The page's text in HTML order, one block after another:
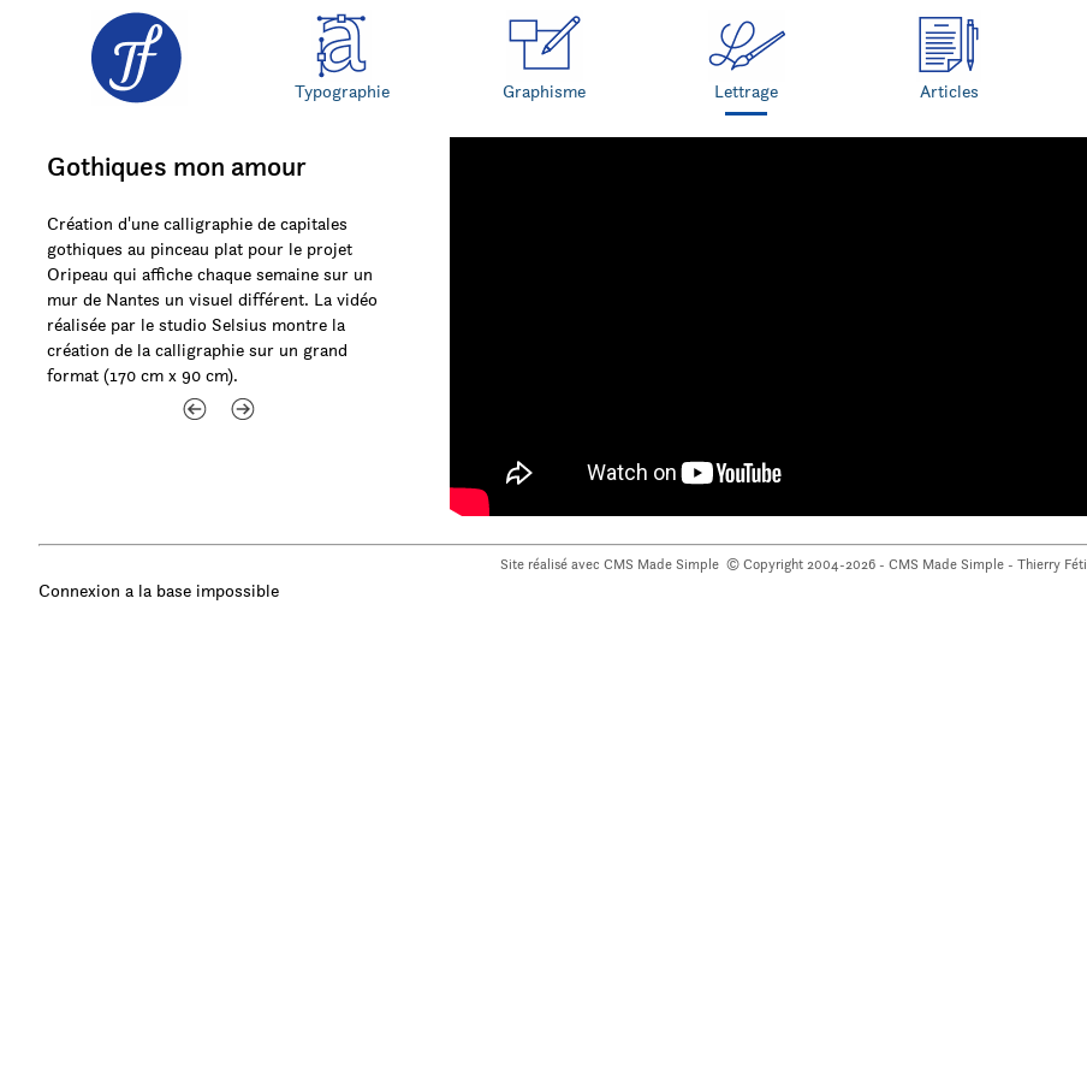
Typographie Graphisme Lettrage Articles
Gothiques mon amour
Création d'une calligraphie de capitales
gothiques au pinceau plat pour le projet
Oripeau qui affiche chaque semaine sur un
mur de Nantes un visuel différent. La vidéo
réalisée par le studio Selsius montre la
création de la calligraphie sur un grand
format (170 cm x 90 cm).
Site réalisé avec CMS Made Simple © Copyright 2004-2026 - CMS Made Simple - Thierry
Connexion a la base impossible